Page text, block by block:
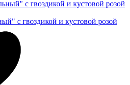
с гвоздикой и кустовой розой